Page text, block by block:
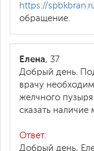
https://
обращение.
Елена, 37
Добрый день.
врачу
желчного
сказать
Ответ:
Добрый день,